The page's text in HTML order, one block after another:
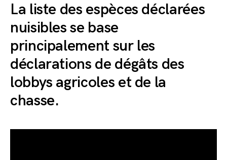
La liste des espèces déclarées
nuisibles se base
principalement sur les
déclarations de dégâts des
lobbys agricoles et de la
chasse.